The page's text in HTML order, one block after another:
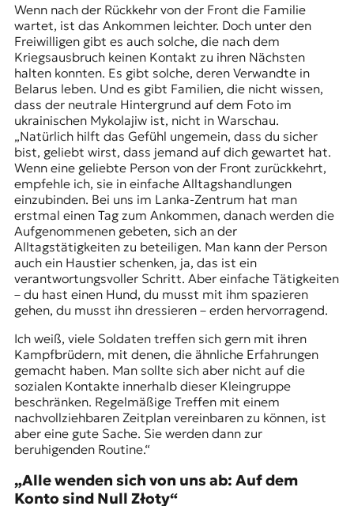
Wenn nach der Rückkehr von der Front die Familie
wartet, ist das Ankommen leichter. Doch unter den
Freiwilligen gibt es auch solche, die nach dem
Kriegsausbruch keinen Kontakt zu ihren Nächsten
halten konnten. Es gibt solche, deren Verwandte in
Belarus leben. Und es gibt Familien, die nicht wissen,
dass der neutrale Hintergrund auf dem Foto im
ukrainischen Mykolajiw ist, nicht in Warschau.
„Natürlich hilft das Gefühl ungemein, dass du sicher
bist, geliebt wirst, dass jemand auf dich gewartet hat.
Wenn eine geliebte Person von der Front zurückkehrt,
empfehle ich, sie in einfache Alltagshandlungen
einzubinden. Bei uns im Lanka-Zentrum hat man
erstmal einen Tag zum Ankommen, danach werden die
Aufgenommenen gebeten, sich an der
Alltagstätigkeiten zu beteiligen. Man kann der Person
auch ein Haustier schenken, ja, das ist ein
verantwortungsvoller Schritt. Aber einfache Tätigkeiten
– du hast einen Hund, du musst mit ihm spazieren
gehen, du musst ihn dressieren – erden hervorragend.
Ich weiß, viele Soldaten treffen sich gern mit ihren
Kampfbrüdern, mit denen, die ähnliche Erfahrungen
gemacht haben. Man sollte sich aber nicht auf die
sozialen Kontakte innerhalb dieser Kleingruppe
beschränken. Regelmäßige Treffen mit einem
nachvollziehbaren Zeitplan vereinbaren zu können, ist
aber eine gute Sache. Sie werden dann zur
beruhigenden Routine.“
„Alle wenden sich von uns ab: Auf dem
Konto sind Null Złoty“